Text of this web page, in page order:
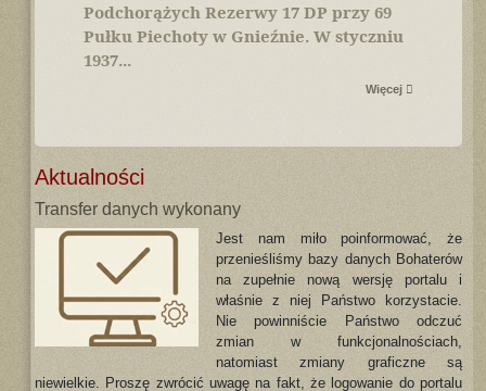
Podchorążych Rezerwy 17 DP przy 69
Pułku Piechoty w Gnieźnie. W styczniu
1937...
Więcej
Aktualności
Transfer danych wykonany
Jest nam miło poinformować, że
przenieśliśmy bazy danych Bohaterów
na zupełnie nową wersję portalu i
właśnie z niej Państwo korzystacie.
Nie powinniście Państwo odczuć
zmian w funkcjonalnościach,
natomiast zmiany graficzne są
niewielkie. Proszę zwrócić uwagę na fakt, że logowanie do portalu